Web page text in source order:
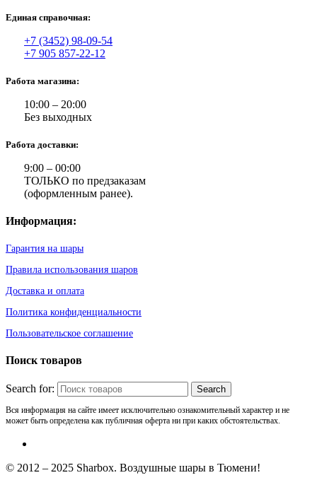
Единая справочная:
+7 (3452) 98-09-54
+7 905 857-22-12
Работа магазина:
10:00 – 20:00
Без выходных
Работа доставки:
9:00 – 00:00
ТОЛЬКО по предзаказам
(оформленным ранее).
Информация:
Гарантия на шары
Правила использования шаров
Доставка и оплата
Политика конфиденциальности
Пользовательское соглашение
Поиск товаров
Search for:
Вся информация на сайте имеет исключительно ознакомительный характер и не
может быть определена как публичная оферта ни при каких обстоятельствах.
© 2012 – 2025 Sharbox. Воздушные шары в Тюмени!